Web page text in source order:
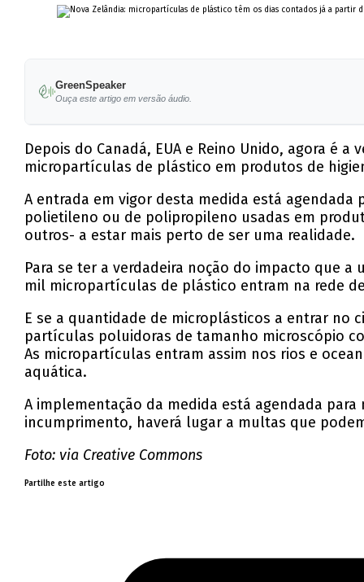
GreenSpeaker
Ouça este artigo em versão áudio.
Depois do Canadá, EUA e Reino Unido, agora é
micropartículas de plástico em produtos de
A entrada em vigor desta medida está
polietileno ou de polipropileno usadas em
outros- a estar mais perto de ser uma realidade.
Para se ter a verdadeira noção do impacto que
mil micropartículas de plástico entram na rede
E se a quantidade de microplásticos a entrar no
partículas poluidoras de tamanho microscópio
As micropartículas entram assim nos rios e
aquática.
A implementação da medida está agendada
incumprimento, haverá lugar a multas que
Foto: via Creative Commons
Partilhe este artigo